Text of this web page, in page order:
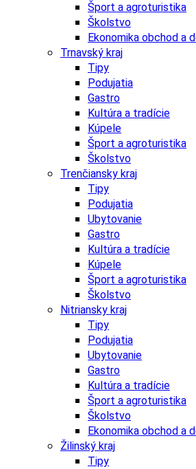
Šport a agroturistika
Školstvo
Ekonomika obchod a
Trnavský kraj
Tipy
Podujatia
Gastro
Kultúra a tradície
Kúpele
Šport a agroturistika
Školstvo
Trenčiansky kraj
Tipy
Podujatia
Ubytovanie
Gastro
Kultúra a tradície
Kúpele
Šport a agroturistika
Školstvo
Nitriansky kraj
Tipy
Podujatia
Ubytovanie
Gastro
Kultúra a tradície
Šport a agroturistika
Školstvo
Ekonomika obchod a
Žilinský kraj
Tipy